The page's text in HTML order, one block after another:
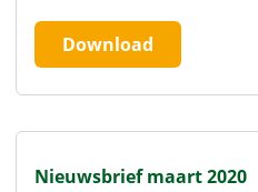
Download
Nieuwsbrief maart 2020